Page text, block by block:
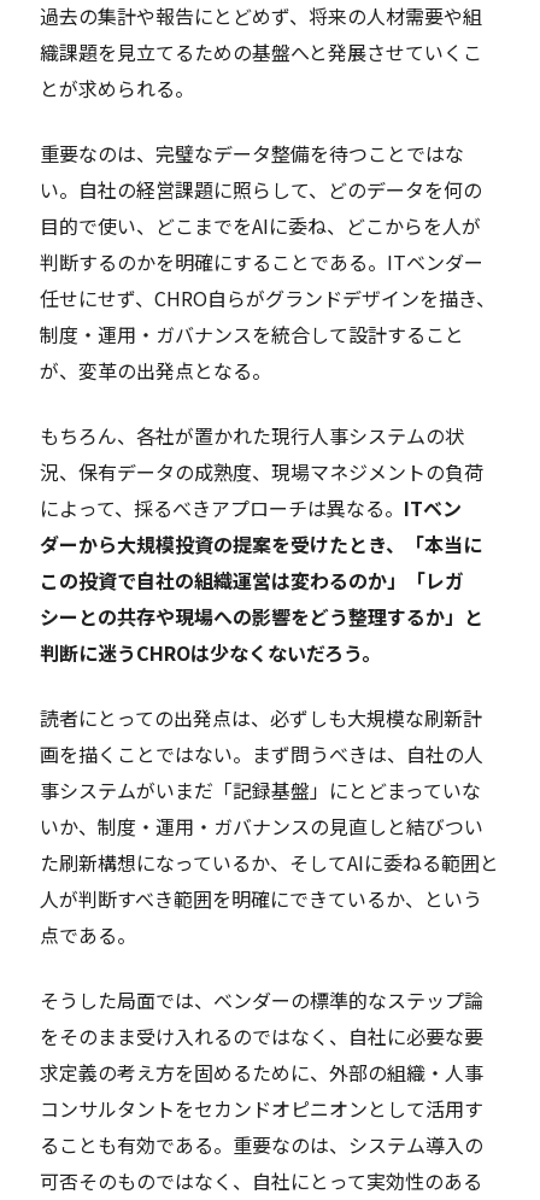
過去の集計や報告にとどめず、将来の人材需要や組
織課題を見立てるための基盤へと発展させていくこ
とが求められる。
重要なのは、完璧なデータ整備を待つことではな
い。自社の経営課題に照らして、どのデータを何の
目的で使い、どこまでをAIに委ね、どこからを人が
判断するのかを明確にすることである。ITベンダー
任せにせず、CHRO自らがグランドデザインを描き、
制度・運用・ガバナンスを統合して設計すること
が、変革の出発点となる。
もちろん、各社が置かれた現行人事システムの状
況、保有データの成熟度、現場マネジメントの負荷
によって、採るべきアプローチは異なる。 ITベン
ダーから大規模投資の提案を受けたとき、「本当に
この投資で自社の組織運営は変わるのか」「レガ
シーとの共存や現場への影響をどう整理するか」と
判断に迷うCHROは少なくないだろう。
読者にとっての出発点は、必ずしも大規模な刷新計
画を描くことではない。まず問うべきは、自社の人
事システムがいまだ「記録基盤」にとどまっていな
いか、制度・運用・ガバナンスの見直しと結びつい
た刷新構想になっているか、そしてAIに委ねる範囲と
人が判断すべき範囲を明確にできているか、という
点である。
そうした局面では、ベンダーの標準的なステップ論
をそのまま受け入れるのではなく、自社に必要な要
求定義の考え方を固めるために、外部の組織・人事
コンサルタントをセカンドオピニオンとして活用す
ることも有効である。重要なのは、システム導入の
可否そのものではなく、自社にとって実効性のある